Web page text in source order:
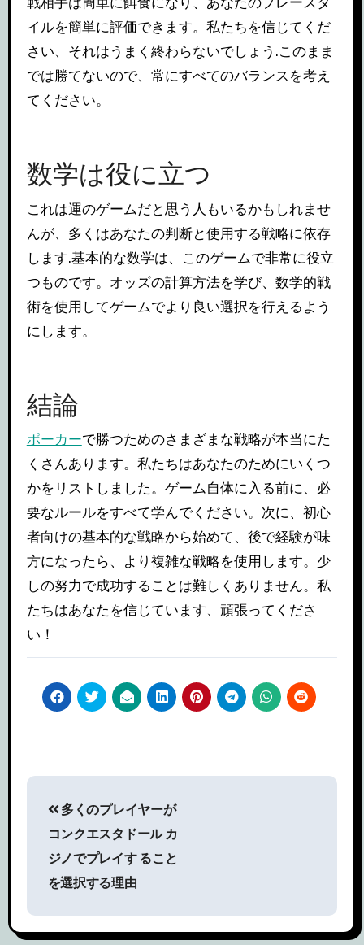
イルを簡単に評価できます。私たちを信じてくだ
さい、それはうまく終わらないでしょう.このまま
では勝てないので、常にすべてのバランスを考え
てください。
数学は役に立つ
これは運のゲームだと思う人もいるかもしれませ
んが、多くはあなたの判断と使用する戦略に依存
します.基本的な数学は、このゲームで非常に役立
つものです。オッズの計算方法を学び、数学的戦
術を使用してゲームでより良い選択を行えるよう
にします。
結論
ポーカーで勝つためのさまざまな戦略が本当にた
くさんあります。私たちはあなたのためにいくつ
かをリストしました。ゲーム自体に入る前に、必
要なルールをすべて学んでください。次に、初心
者向けの基本的な戦略から始めて、後で経験が味
方になったら、より複雑な戦略を使用します。少
しの努力で成功することは難しくありません。私
たちはあなたを信じています、頑張ってくださ
い！
稿
ナ
ビ
ゲ
多くのプレイヤーが
コンクエスタドール カ
ジノでプレイす ること
を選択する理由